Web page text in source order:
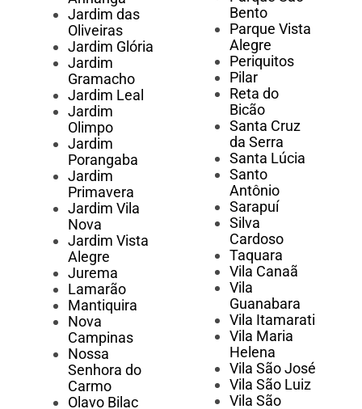
Jardim das
Oliveiras
Jardim Glória
Jardim
Gramacho
Jardim Leal
Jardim
Olimpo
Jardim
Porangaba
Jardim
Primavera
Jardim Vila
Nova
Jardim Vista
Alegre
Jurema
Lamarão
Mantiquira
Nova
Campinas
Nossa
Senhora do
Carmo
Olavo Bilac
Bento
Parque Vista
Alegre
Periquitos
Pilar
Reta do
Bicão
Santa Cruz
da Serra
Santa Lúcia
Santo
Antônio
Sarapuí
Silva
Cardoso
Taquara
Vila Canaã
Vila
Guanabara
Vila Itamarati
Vila Maria
Helena
Vila São José
Vila São Luiz
Vila São